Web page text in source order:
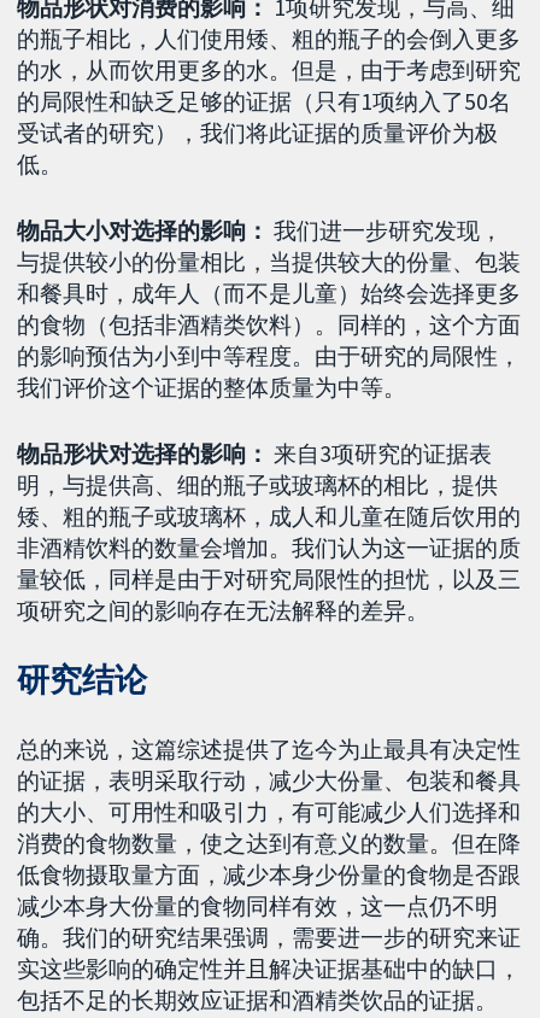
物品形状对消费的影响： 1项研究发现，与高、细
的瓶子相比，人们使用矮、粗的瓶子的会倒入更多
的水，从而饮用更多的水。但是，由于考虑到研究
的局限性和缺乏足够的证据（只有1项纳入了50名
受试者的研究），我们将此证据的质量评价为极
低。
物品大小对选择的影响： 我们进一步研究发现，
与提供较小的份量相比，当提供较大的份量、包装
和餐具时，成年人（而不是儿童）始终会选择更多
的食物（包括非酒精类饮料）。同样的，这个方面
的影响预估为小到中等程度。由于研究的局限性，
我们评价这个证据的整体质量为中等。
物品形状对选择的影响： 来自3项研究的证据表
明，与提供高、细的瓶子或玻璃杯的相比，提供
矮、粗的瓶子或玻璃杯，成人和儿童在随后饮用的
非酒精饮料的数量会增加。我们认为这一证据的质
量较低，同样是由于对研究局限性的担忧，以及三
项研究之间的影响存在无法解释的差异。
研究结论
总的来说，这篇综述提供了迄今为止最具有决定性
的证据，表明采取行动，减少大份量、包装和餐具
的大小、可用性和吸引力，有可能减少人们选择和
消费的食物数量，使之达到有意义的数量。但在降
低食物摄取量方面，减少本身少份量的食物是否跟
减少本身大份量的食物同样有效，这一点仍不明
确。我们的研究结果强调，需要进一步的研究来证
实这些影响的确定性并且解决证据基础中的缺口，
包括不足的长期效应证据和酒精类饮品的证据。